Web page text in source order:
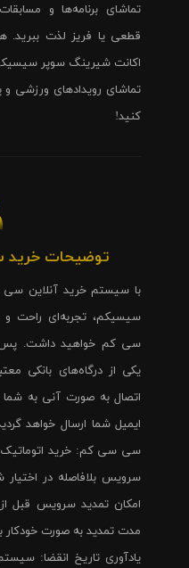
تماشای برنامه‌ها و
قطعی یا فریز لذت ببرید.
اکانت شیرینگ سوپر سیسیکم
تماشای رویدادهای ورزشی
کنید!
توضیحات
با سیستم خرید آنلاین
سیسیکم، تجربه‌ای راحت
سی کم خواهید داشت. پس
یکی از درگاه‌های بانکی
اتصال به صورت آنی به
ایمیل شما ارسال خواهد
سی سی کم: خرید اتوماتیک
سرویس بلافاصله در
امکان تمدید سرویس قبل
مدت تمدید به صورت